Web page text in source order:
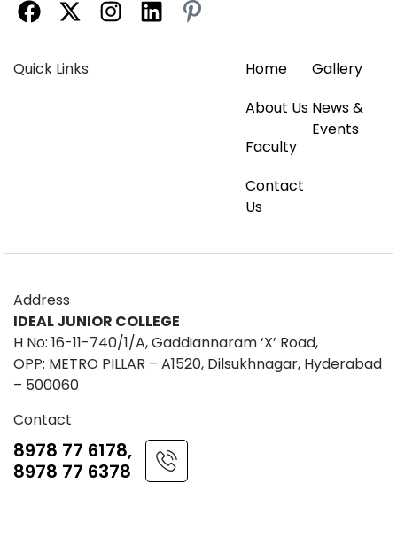
Quick Links
Home
About Us
Faculty
Contact
Us
Gallery
News &
Events
Address
IDEAL JUNIOR COLLEGE
H No: 16-11-740/1/A, Gaddiannaram ‘X’ Road,
OPP: METRO PILLAR – A1520, Dilsukhnagar, Hyderabad
– 500060
Contact
8978 77 6178,
8978 77 6378